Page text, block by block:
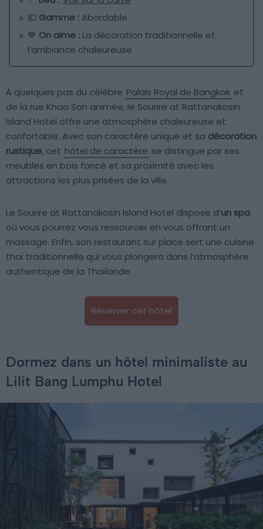
💶 Gamme : Abordable
💙 On aime : La décoration traditionnelle et
l’ambiance chaleureuse
À quelques pas du célèbre Palais Royal de Bangkok et
de la rue Khao San animée, le Sourire at Rattanakosin
Island Hotel offre une atmosphère chaleureuse et
confortable. Avec son caractère unique et sa décoration
rustique, cet hôtel de caractère se distingue par ses
meubles en bois foncé et sa proximité avec les
attractions les plus prisées de la ville.
Le Sourire at Rattanakosin Island Hotel dispose d’un spa
où vous pourrez vous ressourcer en vous offrant un
massage. Enfin, son restaurant sur place sert une cuisine
thaï traditionnelle qui vous plongera dans l’atmosphère
authentique de la Thaïlande.
Réserver cet hôtel
Dormez dans un hôtel minimaliste au
Lilit Bang Lumphu Hotel